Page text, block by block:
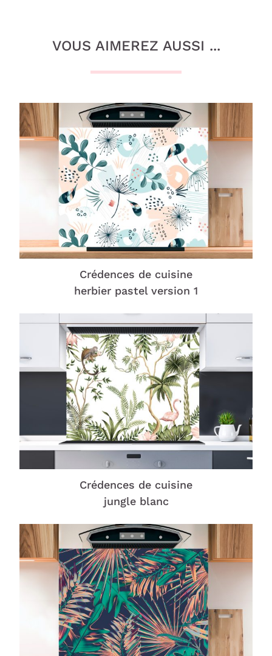
VOUS AIMEREZ AUSSI ...
Crédences de cuisine
herbier pastel version 1
Crédences de cuisine
jungle blanc